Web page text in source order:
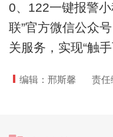
0、122一键报警
联”官方微信公众
关服务，实现“触
编辑：邢斯馨 责任